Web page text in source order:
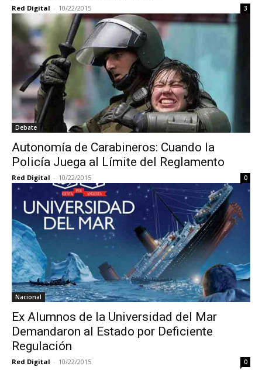
Red Digital - 10/22/2015 3
Debate
Autonomía de Carabineros: Cuando la
Policía Juega al Límite del Reglamento
Red Digital - 10/22/2015 0
Nacional
Ex Alumnos de la Universidad del Mar
Demandaron al Estado por Deficiente
Regulación
Red Digital - 10/22/2015 0